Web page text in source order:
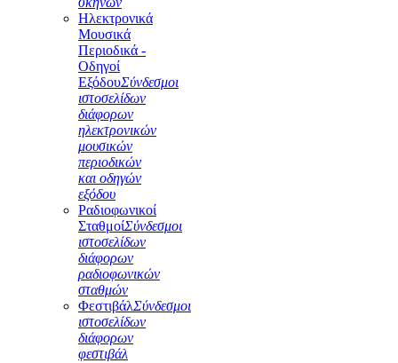
Ηλεκτρονικά
Μουσικά
Περιοδικά -
Οδηγοί
ΕξόδουΣύνδεσμοι
ιστοσελίδων
διάφορων
ηλεκτρονικών
μουσικών
περιοδικών
και οδηγών
εξόδου
Ραδιοφωνικοί
ΣταθμοίΣύνδεσμοι
ιστοσελίδων
διάφορων
ραδιοφωνικών
σταθμών
ΦεστιβάλΣύνδεσμοι
ιστοσελίδων
διάφορων
φεστιβάλ